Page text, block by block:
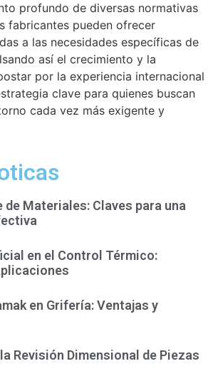
profundo de diversas normativas
fabricantes pueden ofrecer
a las necesidades específicas de
así el crecimiento y la
por la experiencia internacional
clave para quienes buscan
cada vez más exigente y
de Materiales: Claves para una
en el Control Térmico:
en Grifería: Ventajas y
Revisión Dimensional de Piezas